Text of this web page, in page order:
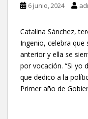
6 junio, 2024
Catalina Sánchez,
Ingenio, celebra que
anterior y ella se
por vocación. “Si yo
que dedico a la
Primer año de